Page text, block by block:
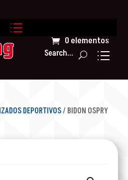
0 elementos
Search...
DEPORTIVOS/ BIDON OSPRY